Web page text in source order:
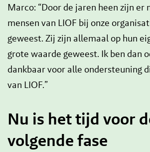
Marco: “Door de jaren heen zijn er
mensen van LIOF bij onze
geweest. Zij zijn allemaal op hun
grote waarde geweest. Ik ben dan
dankbaar voor alle ondersteuning
van LIOF.”
Nu is het tijd voor
volgende fase